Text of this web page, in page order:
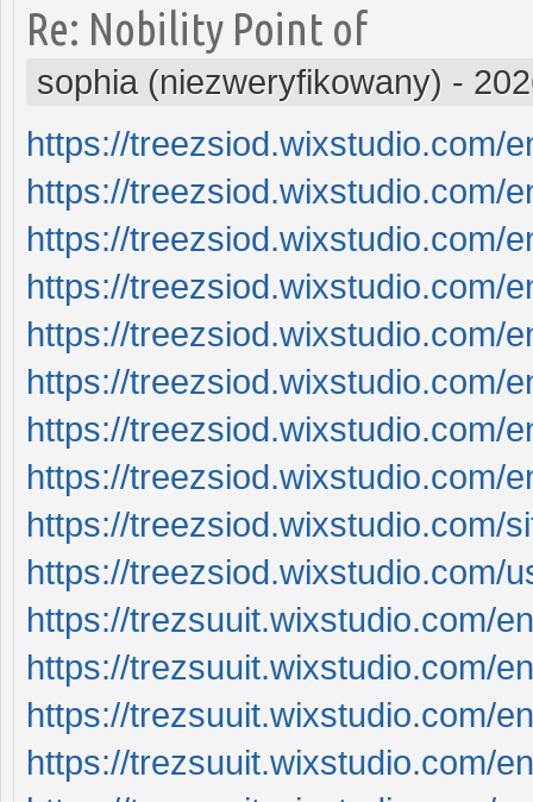
Re: Nobility Point of
sophia (niezweryfikowany) -
https://treezsiod.wixstudio.com/
https://treezsiod.wixstudio.com/
https://treezsiod.wixstudio.com/
https://treezsiod.wixstudio.com/
https://treezsiod.wixstudio.com/
https://treezsiod.wixstudio.com/
https://treezsiod.wixstudio.com/
https://treezsiod.wixstudio.com/
https://treezsiod.wixstudio.com/
https://treezsiod.wixstudio.com/
https://trezsuuit.wixstudio.com/
https://trezsuuit.wixstudio.com/
https://trezsuuit.wixstudio.com/
https://trezsuuit.wixstudio.com/